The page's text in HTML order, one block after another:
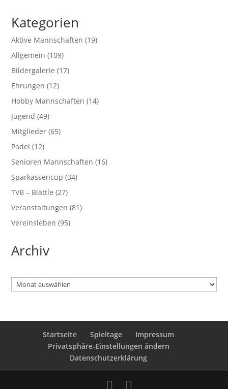
Kategorien
Aktive Mannschaften (19)
Allgemein (109)
Bildergalerie (17)
Ehrungen (12)
Hobby Mannschaften (14)
Jugend (49)
Mitglieder (65)
Padel (12)
Senioren Mannschaften (16)
Sparkassencup (34)
TVB – Blättle (27)
Veranstaltungen (81)
Vereinsleben (95)
Archiv
Archiv
Startseite Spieltage
Impressum
Privatsphäre-Einstellungen ändern
Datenschutzerklärung